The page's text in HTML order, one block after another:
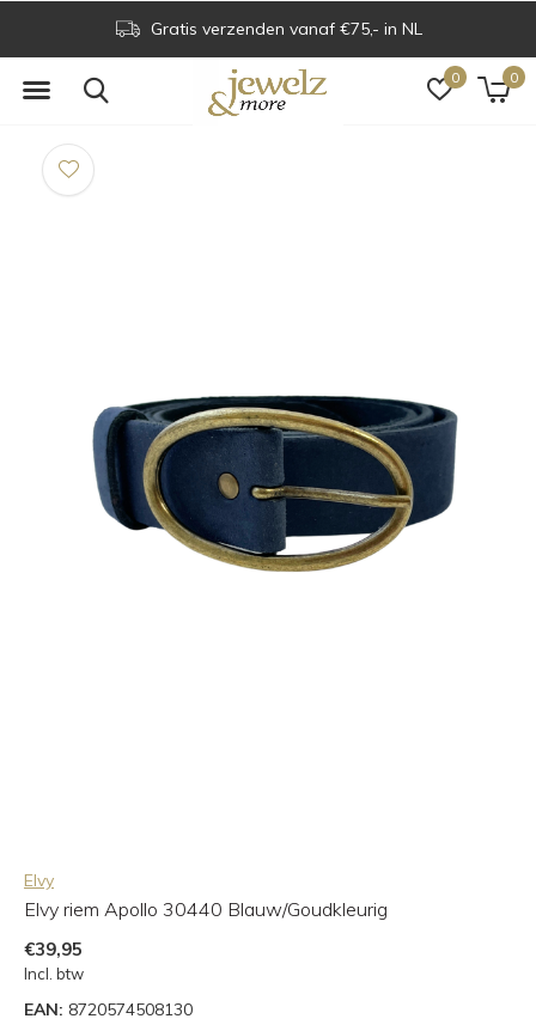
0 0
Gratis verzenden vanaf €75,- in NL
Elvy
Elvy riem Apollo 30440 Blauw/Goudkleurig
€39,95
Incl. btw
EAN: 8720574508130